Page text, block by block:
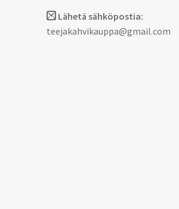
Lähetä sähköpostia:
teejakahvikauppa@gmail.com